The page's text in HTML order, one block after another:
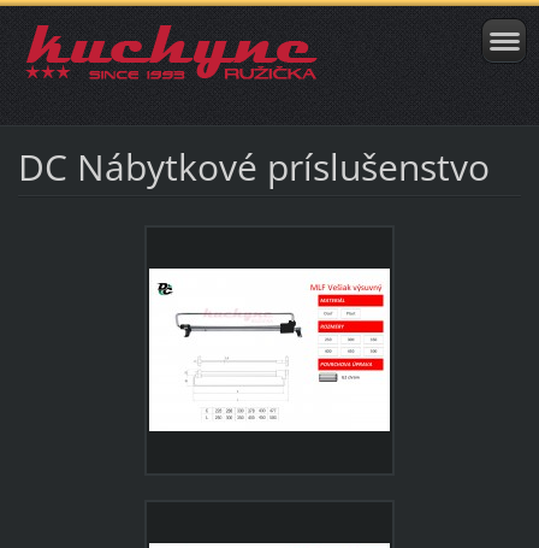
DC Nábytkové príslušenstvo